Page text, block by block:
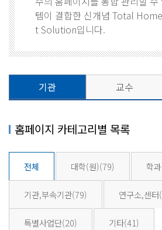
템이 결합한 신개념 Total
t Solution입니다.
기관 교수
홈페이지 카테고리별 목록
전체 대학(원)(79) 학
기관,부속기관(79) 연구소,센터
특별사업단(20) 기타(41)